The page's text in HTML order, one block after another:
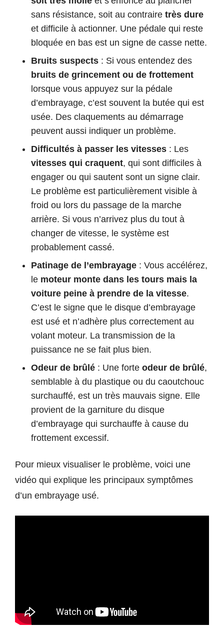
sans résistance, soit au contraire très dure
et difficile à actionner. Une pédale qui reste
bloquée en bas est un signe de casse nette.
Bruits suspects : Si vous entendez des
bruits de grincement ou de frottement
lorsque vous appuyez sur la pédale
d’embrayage, c’est souvent la butée qui est
usée. Des claquements au démarrage
peuvent aussi indiquer un problème.
Difficultés à passer les vitesses : Les
vitesses qui craquent, qui sont difficiles à
engager ou qui sautent sont un signe clair.
Le problème est particulièrement visible à
froid ou lors du passage de la marche
arrière. Si vous n’arrivez plus du tout à
changer de vitesse, le système est
probablement cassé.
Patinage de l’embrayage : Vous accélérez,
le moteur monte dans les tours mais la
voiture peine à prendre de la vitesse.
C’est le signe que le disque d’embrayage
est usé et n’adhère plus correctement au
volant moteur. La transmission de la
puissance ne se fait plus bien.
Odeur de brûlé : Une forte odeur de brûlé,
semblable à du plastique ou du caoutchouc
surchauffé, est un très mauvais signe. Elle
provient de la garniture du disque
d’embrayage qui surchauffe à cause du
frottement excessif.
Pour mieux visualiser le problème, voici une
vidéo qui explique les principaux symptômes
d’un embrayage usé.